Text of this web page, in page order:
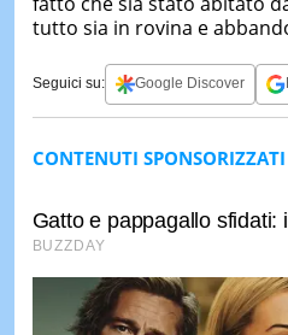
tutto sia in rovina e
Seguici su: Google Discover